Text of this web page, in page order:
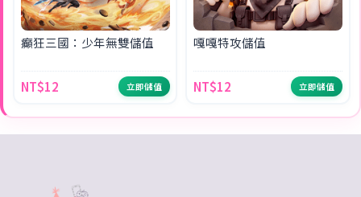
癲狂三國：少年無雙儲值
NT$12 立即儲值
嘎嘎特攻儲值
NT$12 立即儲值